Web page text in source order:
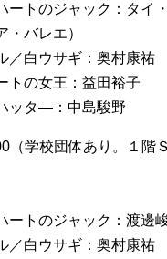
ートのジャック：タイ
・バレエ）
／白ウサギ：奥村康祐
トの女王：益田裕子
ッタ―：中島駿野
（学校団体あり。１階
ートのジャック：渡邊
／白ウサギ：奥村康祐